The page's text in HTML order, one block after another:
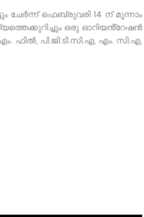
ഫെബ്രുവരി 14 ന് മൂന്നാം
ഒരു ഓറിയൻ്റേഷൻ
പി.ജി.ടി.സി.എ, എം. സി.എ,